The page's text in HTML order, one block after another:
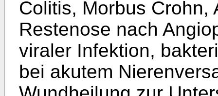
Colitis, Morbus Crohn,
Restenose nach
viraler Infektion,
bei akutem